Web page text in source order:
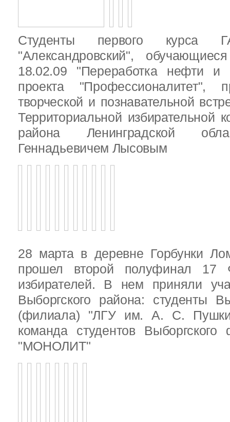
Студенты первого
"Александровский",
18.02.09 "Переработка нефти и
проекта "Профессионалитет",
творческой и познавательной
Территориальной избирательной
района Ленинградской
Геннадьевичем Лысовым
28 марта в деревне Горбунки
прошел второй полуфинал 17
избирателей. В нем приняли
Выборгского района: студенты
(филиала) "ЛГУ им. А. С.
команда студентов
"МОНОЛИТ"